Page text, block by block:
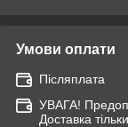
Умови оплати
Післяплата
УВАГА!
Доставка